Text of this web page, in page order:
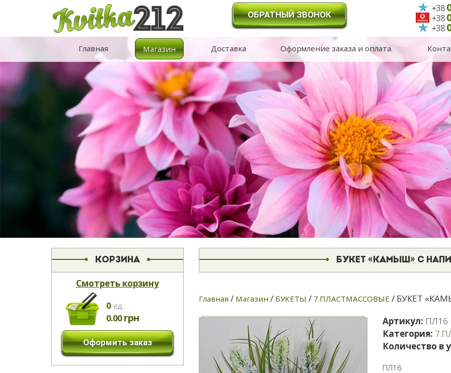
ОБРАТНЫЙ ЗВОНОК
+38
+38
+38
Главная Магазин Доставка Оформление заказа и оплата.
КОРЗИНА
Смотреть корзину
0eд.
0.00грн
Оформить заказ
БУКЕТ «КАМЫШ» С
Главная / Магазин / БУКЕТЫ / 7.ПЛАСТМАССОВЫЕ / БУКЕТ
Артикул: ПЛ16
Категория:
Количество в
ПЛ16